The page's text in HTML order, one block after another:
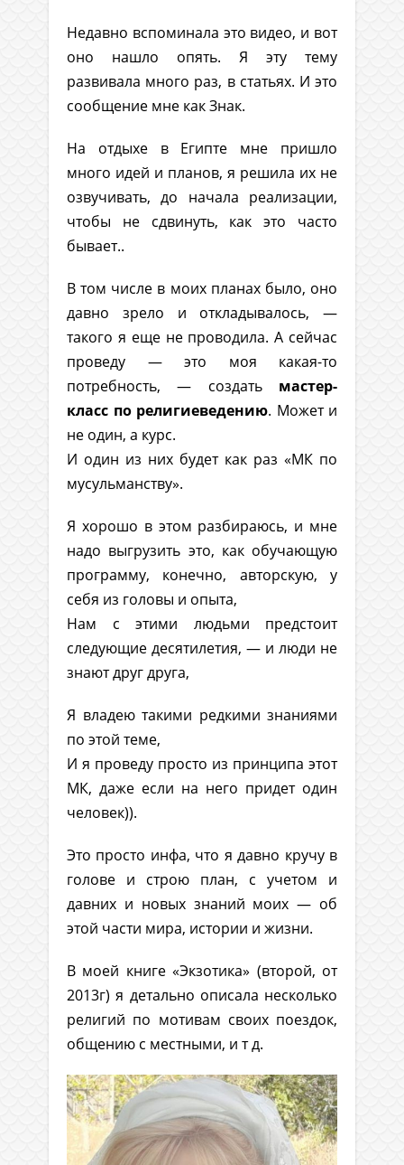
Недавно вспоминала это видео, и вот
оно нашло опять. Я эту тему
развивала много раз, в статьях. И это
сообщение мне как Знак.
На отдыхе в Египте мне пришло
много идей и планов, я решила их не
озвучивать, до начала реализации,
чтобы не сдвинуть, как это часто
бывает..
В том числе в моих планах было, оно
давно зрело и откладывалось, —
такого я еще не проводила. А сейчас
проведу — это моя какая-то
потребность, — создать мастер-
класс по религиеведению. Может и
не один, а курс.
И один из них будет как раз «МК по
мусульманству».
Я хорошо в этом разбираюсь, и мне
надо выгрузить это, как обучающую
программу, конечно, авторскую, у
себя из головы и опыта,
Нам с этими людьми предстоит
следующие десятилетия, — и люди не
знают друг друга,
Я владею такими редкими знаниями
по этой теме,
И я проведу просто из принципа этот
МК, даже если на него придет один
человек)).
Это просто инфа, что я давно кручу в
голове и строю план, с учетом и
давних и новых знаний моих — об
этой части мира, истории и жизни.
В моей книге «Экзотика» (второй, от
2013г) я детально описала несколько
религий по мотивам своих поездок,
общению с местными, и т д.